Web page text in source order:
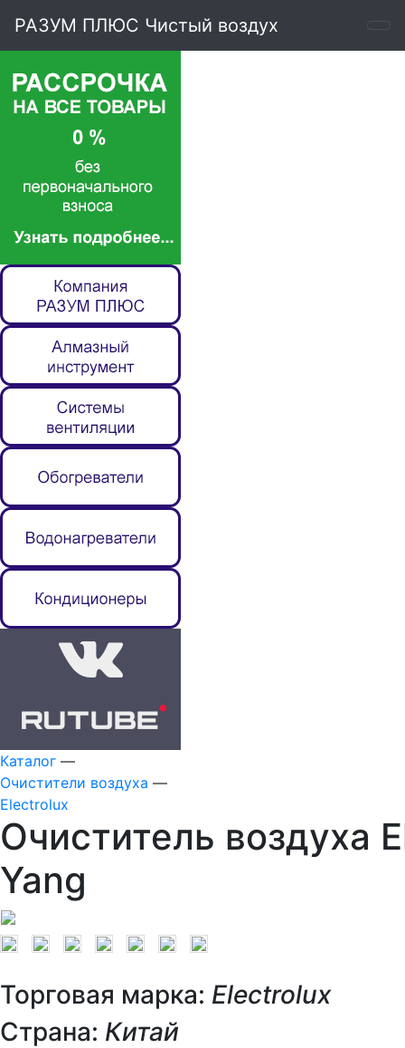
РАЗУМ ПЛЮС Чистый воздух
Каталог —
Очистители воздуха —
Electrolux
Очиститель воздуха
Yang
Торговая марка: Electrolux
Страна: Китай